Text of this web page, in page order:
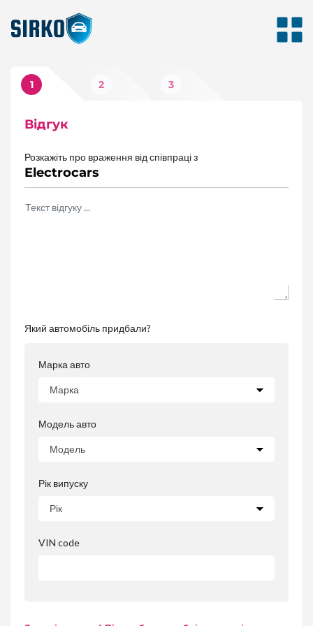
1
Відгук
2
Фото
3
Оцінка
Розкажіть про враження від співпраці з
Electrocars
Який автомобіль придбали?
Марка авто
Модель авто
Рік випуску
VIN code